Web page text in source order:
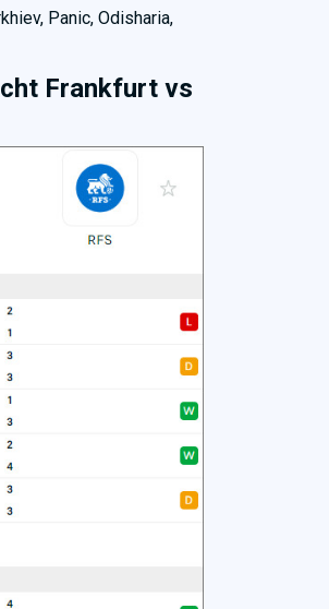
Panic, Odisharia,
Frankfurt vs